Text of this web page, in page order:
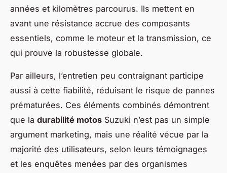
années et kilomètres parcourus. Ils mettent en
avant une résistance accrue des composants
essentiels, comme le moteur et la transmission, ce
qui prouve la robustesse globale.
Par ailleurs, l’entretien peu contraignant participe
aussi à cette fiabilité, réduisant le risque de pannes
prématurées. Ces éléments combinés démontrent
que la durabilité motos Suzuki n’est pas un simple
argument marketing, mais une réalité vécue par la
majorité des utilisateurs, selon leurs témoignages
et les enquêtes menées par des organismes